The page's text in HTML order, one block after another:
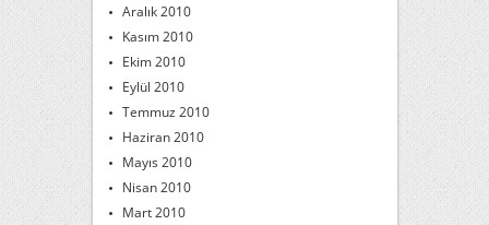
Aralık 2010
Kasım 2010
Ekim 2010
Eylül 2010
Temmuz 2010
Haziran 2010
Mayıs 2010
Nisan 2010
Mart 2010